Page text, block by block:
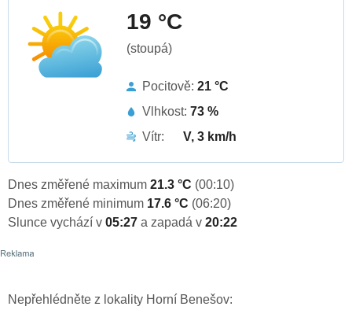
19 °C
(stoupá)
Pocitově: 21 °C
Vlhkost: 73 %
Vítr:
V, 3 km/h
Dnes změřené maximum 21.3 °C (00:10)
Dnes změřené minimum 17.6 °C (06:20)
Slunce vychází v 05:27 a zapadá v 20:22
Nepřehlédněte z lokality Horní Benešov: